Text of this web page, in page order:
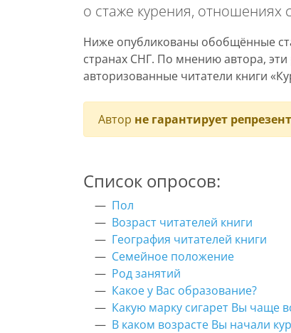
о стаже курения, отношениях
Ниже опубликованы обобщённые
странах СНГ. По мнению автора,
авторизованные читатели книги
Автор не гарантирует
Список опросов:
Пол
Возраст читателей книги
География читателей книги
Семейное положение
Род занятий
Какое у Вас образование?
Какую марку сигарет Вы чаще
В каком возрасте Вы начали